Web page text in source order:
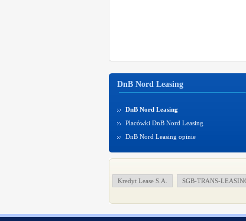
DnB Nord Leasing
DnB Nord Leasing
Placówki DnB Nord Leasing
DnB Nord Leasing opinie
Kredyt Lease S.A. SGB-TRANS-